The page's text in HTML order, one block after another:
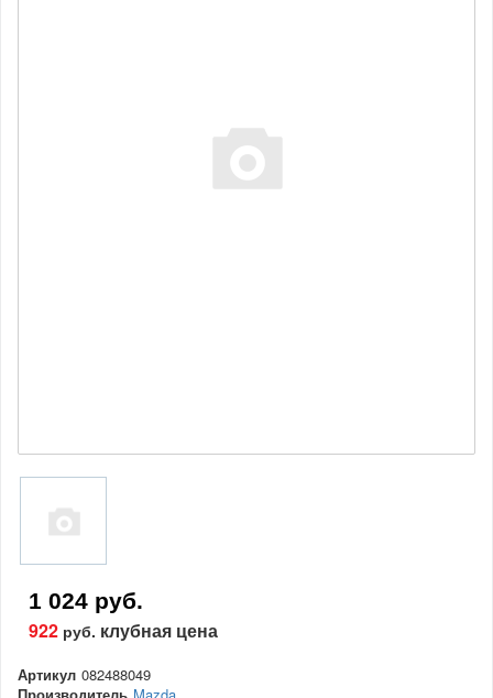
1 024 руб.
922 руб. клубная цена
Артикул 082488049
Производитель Mazda